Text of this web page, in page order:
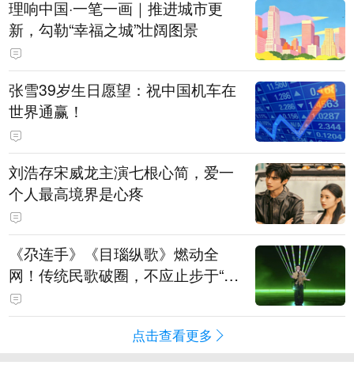
理响中国·一笔一画｜推进城市更
新，勾勒“幸福之城”壮阔图景
张雪39岁生日愿望：祝中国机车在
世界通赢！
刘浩存宋威龙主演七根心简，爱一
个人最高境界是心疼
《尕连手》《目瑙纵歌》燃动全
网！传统民歌破圈，不应止步于“上
头”
点击查看更多